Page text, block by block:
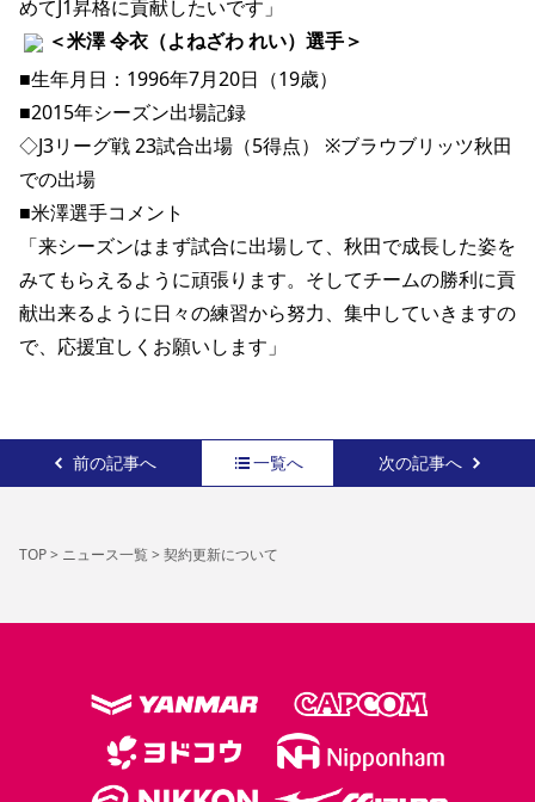
めてJ1昇格に貢献したいです」
＜米澤 令衣（よねざわ れい）選手＞
■生年月日：1996年7月20日（19歳）
■2015年シーズン出場記録
◇J3リーグ戦 23試合出場（5得点） ※ブラウブリッツ秋田
での出場
■米澤選手コメント
「来シーズンはまず試合に出場して、秋田で成長した姿を
みてもらえるように頑張ります。そしてチームの勝利に貢
献出来るように日々の練習から努力、集中していきますの
で、応援宜しくお願いします」
前の記事へ 一覧へ 次の記事へ
TOP> ニュース一覧> 契約更新について